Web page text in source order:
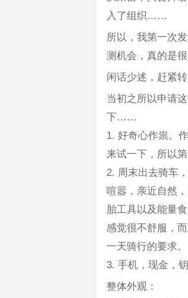
入了组织……
所以，我第一次
测机会，真的是
闲话少述，赶紧转
当初之所以申请
下……
1. 好奇心作祟。
来试一下，所以
2. 周末出去骑车
喧嚣，亲近自然
胎工具以及能量
感觉很不舒服，
一天骑行的要求。
3. 手机，现金，
整体外观：